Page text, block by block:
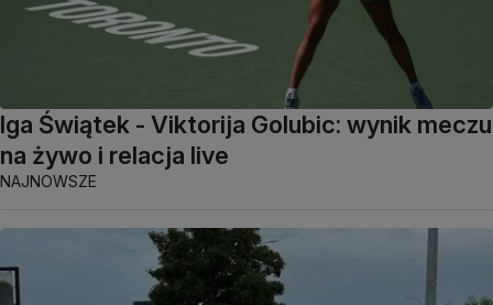
Iga Świątek - Viktorija Golubic: wynik meczu
na żywo i relacja live
NAJNOWSZE